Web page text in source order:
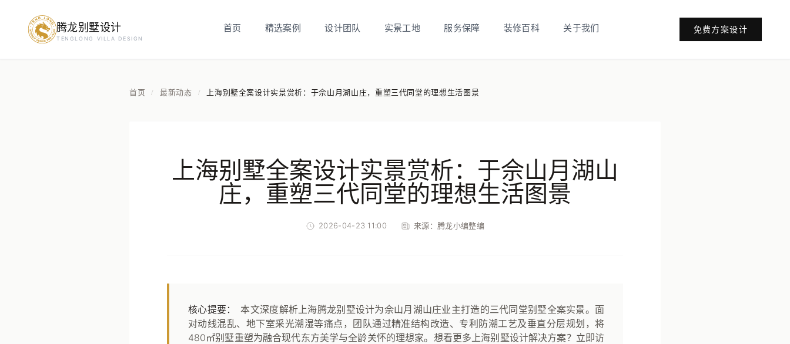
腾龙别墅设计
TENGLONG VILLA DESIGN
首页 精选案例 设计团队 实景工地 服务保障 装修百科 关于我们 免费方案设计
首页 / 最新动态 / 上海别墅全案设计实景赏析：于佘山月湖山庄，重塑三代同堂的理想生活图景
上海别墅全案设计实景赏析：于佘山月湖山
庄，重塑三代同堂的理想生活图景
2026-04-23 11:00 来源： 腾龙小编整编
核心提要：
本文深度解析上海腾龙别墅设计为佘山月湖山庄业主打造的三代同堂别墅全案实景。面
对动线混乱、地下室采光潮湿等痛点，团队通过精准结构改造、专利防潮工艺及垂直分层规划，将
480㎡别墅重塑为融合现代东方美学与全龄关怀的理想家。想看更多上海别墅设计解决方案？立即访
预约设计咨询